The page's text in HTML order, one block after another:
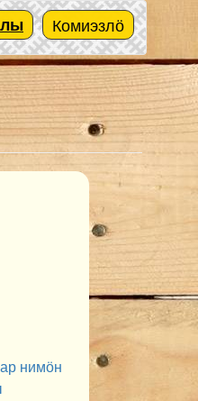
Комиэзлӧ
нимӧн